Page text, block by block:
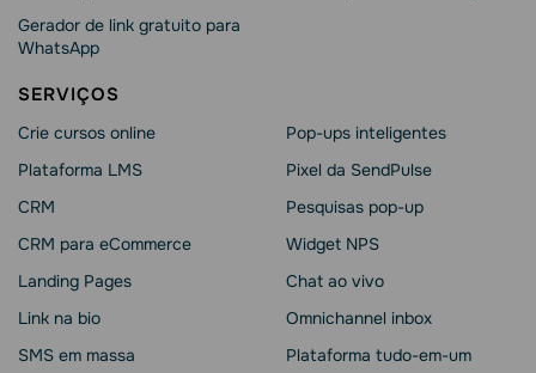
Gerador de link gratuito para
WhatsApp
SERVIÇOS
Crie cursos online
Plataforma LMS
CRM
CRM para eCommerce
Landing Pages
Link na bio
SMS em massa
Pop-ups inteligentes
Pixel da SendPulse
Pesquisas pop-up
Widget NPS
Chat ao vivo
Omnichannel inbox
Plataforma tudo-em-um